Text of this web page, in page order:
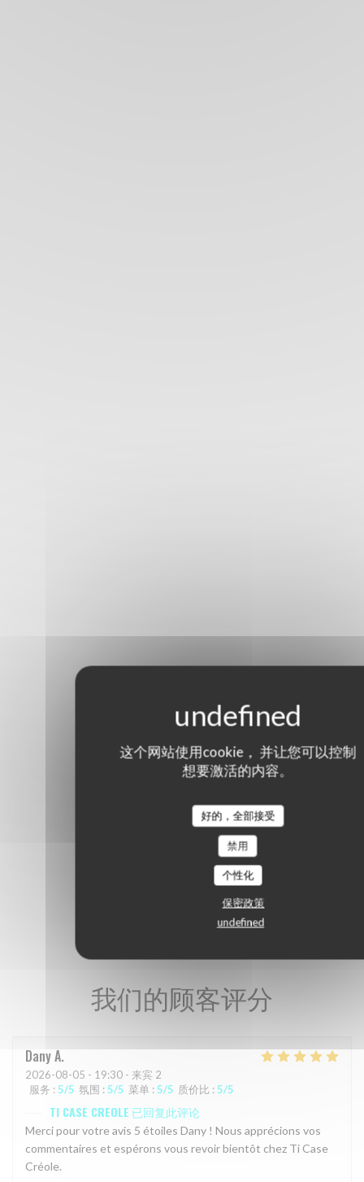
这个网站使用cookie， 并让您可以控制
想要激活的内容。
好的，全部接受
禁用
个性化
保密政策
undefined
我们的顾客评分
DanyA
2026-08-05 - 19:30 - 来宾 2
服务 : 5/5 氛围 : 5/5 菜单 : 5/5 质价比 : 5/5
TI CASE CREOLE 已回复此评论
Merci pour votre avis 5 étoiles Dany ! Nous apprécions vos
commentaires et espérons vous revoir bientôt chez Ti Case
Créole.